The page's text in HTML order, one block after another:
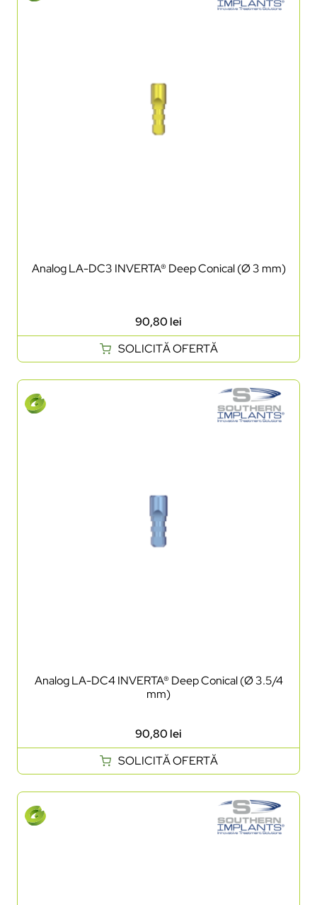
Analog LA-DC3 INVERTA® Deep Conical (Ø 3 mm)
90,80 lei
SOLICITĂ OFERTĂ
Analog LA-DC4 INVERTA® Deep Conical (Ø 3.5/4
mm)
90,80 lei
SOLICITĂ OFERTĂ